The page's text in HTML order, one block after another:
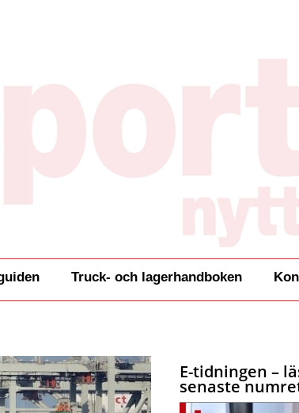
Truck- och lagerhandboken
E-tidningen –
senaste